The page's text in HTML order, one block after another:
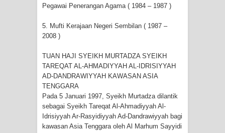
Pegawai Penerangan Agama ( 1984 – 1987 )
5. Mufti Kerajaan Negeri Sembilan ( 1987 –
2008 )
TUAN HAJI SYEIKH MURTADZA SYEIKH
TAREQAT AL-AHMADIYYAH AL-IDRISIYYAH
AD-DANDRAWIYYAH KAWASAN ASIA
TENGGARA
Pada 5 Januari 1997, Syeikh Murtadza dilantik
sebagai Syeikh Tareqat Al-Ahmadiyyah Al-
Idrisiyyah Ar-Rasyidiyyah Ad-Dandrawiyyah bagi
kawasan Asia Tenggara oleh Al Marhum Sayyidi